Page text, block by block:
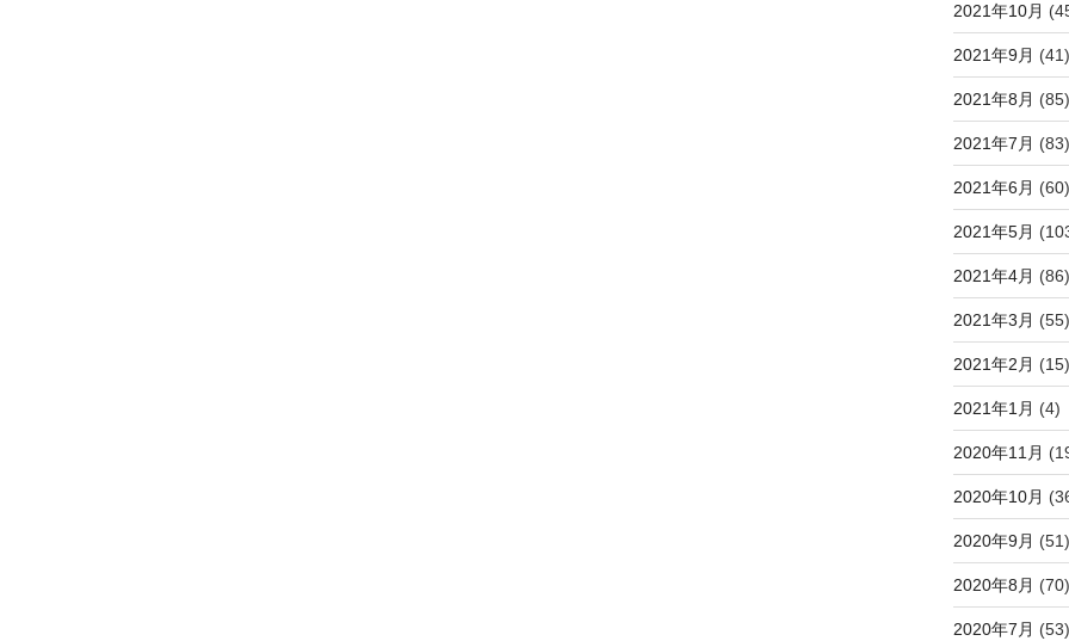
2021年10月
2021年9月 (41)
2021年8月 (85)
2021年7月 (83)
2021年6月 (60)
2021年5月
2021年4月 (86)
2021年3月 (55)
2021年2月 (15)
2021年1月 (4)
2020年11月
2020年10月
2020年9月 (51)
2020年8月 (70)
2020年7月 (53)